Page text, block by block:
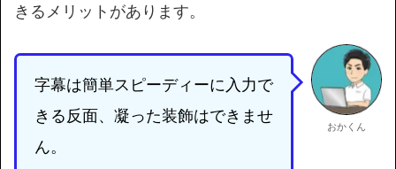
きるメリットがあります。
字幕は簡単スピーディーに入力で
きる反面、凝った装飾はできませ
ん。
おかくん